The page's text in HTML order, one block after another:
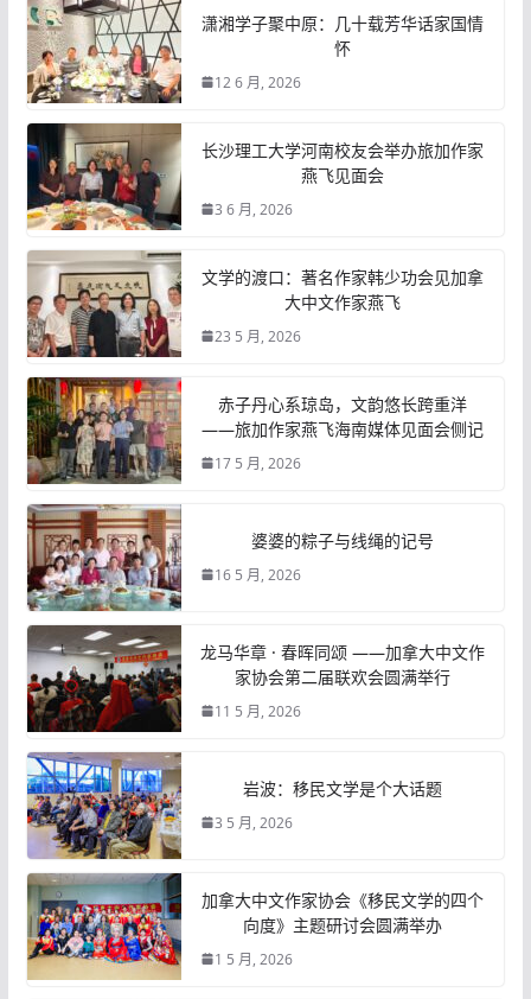
潇湘学子聚中原：几十载芳华话家国情
怀
12 6 月, 2026
长沙理工大学河南校友会举办旅加作家
燕飞见面会
3 6 月, 2026
文学的渡口：著名作家韩少功会见加拿
大中文作家燕飞
23 5 月, 2026
赤子丹心系琼岛，文韵悠长跨重洋
——旅加作家燕飞海南媒体见面会侧记
17 5 月, 2026
婆婆的粽子与线绳的记号
16 5 月, 2026
龙马华章 · 春晖同颂 ——加拿大中文作
家协会第二届联欢会圆满举行
11 5 月, 2026
岩波：移民文学是个大话题
3 5 月, 2026
加拿大中文作家协会《移民文学的四个
向度》主题研讨会圆满举办
1 5 月, 2026